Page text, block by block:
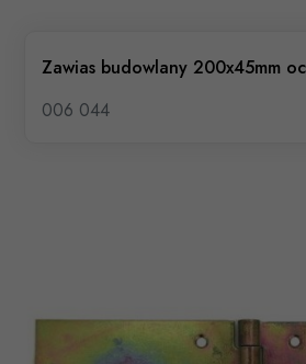
Zawias budowlany 200x45mm
006 044